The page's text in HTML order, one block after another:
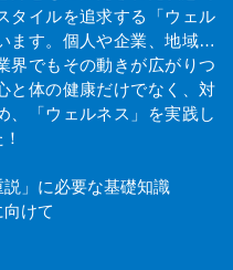
タイルを追求する「ウェル
ます。個人や企業、地域…
界でもその動きが広がりつ
と体の健康だけでなく、対
、「ウェルネス」を実践し
説」に必要な基礎知識
向けて